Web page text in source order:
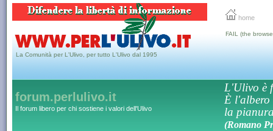
home
La Comunità per L'Ulivo, per tutto L'Ulivo dal 1995
FAIL (the
forum.perlulivo.it
Il forum libero per chi sostiene i valori dell'Ulivo
L'Ulivo è
È l'albero
la
(Romano